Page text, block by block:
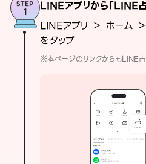
LINEアプリから「LINE
LINEアプリ ＞ ホーム
をタップ
※本ページのリンクからもLINE